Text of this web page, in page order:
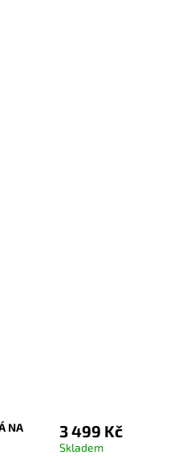
NA
3 499 Kč
Skladem